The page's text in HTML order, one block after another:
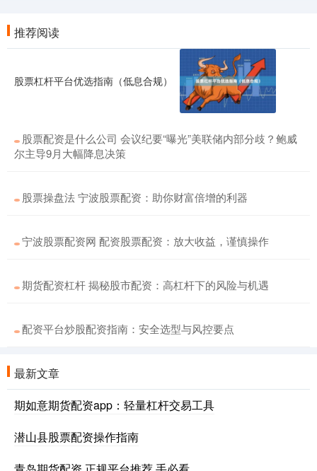
推荐阅读
股票杠杆平台优选指南（低息合规）
股票配资是什么公司 会议纪要“曝光”美联储内部分歧？鲍威
尔主导9月大幅降息决策
股票操盘法 宁波股票配资：助你财富倍增的利器
宁波股票配资网 配资股票配资：放大收益，谨慎操作
期货配资杠杆 揭秘股市配资：高杠杆下的风险与机遇
配资平台炒股配资指南：安全选型与风控要点
最新文章
期如意期货配资app：轻量杠杆交易工具
潜山县股票配资操作指南